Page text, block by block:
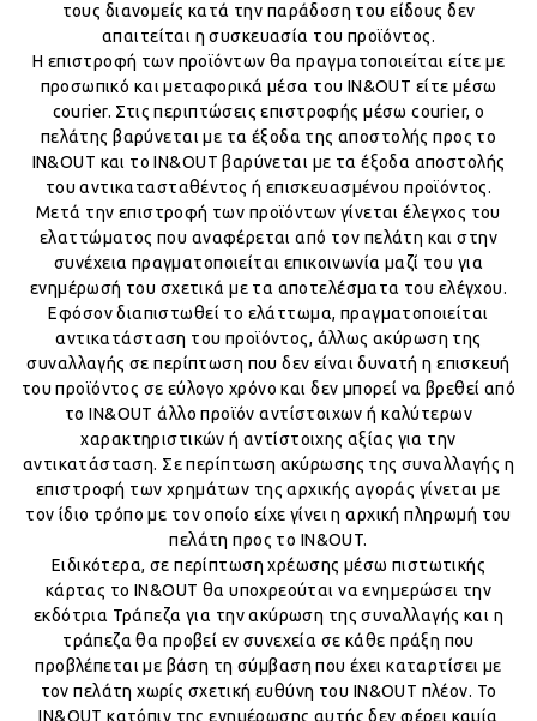
τους διανομείς κατά την παράδοση του είδους δεν
απαιτείται η συσκευασία του προϊόντος.
Η επιστροφή των προϊόντων θα πραγματοποιείται είτε με
προσωπικό και μεταφορικά μέσα του IN&OUT είτε μέσω
courier. Στις περιπτώσεις επιστροφής μέσω courier, o
πελάτης βαρύνεται με τα έξοδα της αποστολής προς το
IN&OUT και το IN&OUT βαρύνεται με τα έξοδα αποστολής
του αντικατασταθέντος ή επισκευασμένου προϊόντος.
Μετά την επιστροφή των προϊόντων γίνεται έλεγχος του
ελαττώματος που αναφέρεται από τον πελάτη και στην
συνέχεια πραγματοποιείται επικοινωνία μαζί του για
ενημέρωσή του σχετικά με τα αποτελέσματα του ελέγχου.
Εφόσον διαπιστωθεί το ελάττωμα, πραγματοποιείται
αντικατάσταση του προϊόντος, άλλως ακύρωση της
συναλλαγής σε περίπτωση που δεν είναι δυνατή η επισκευή
του προϊόντος σε εύλογο χρόνο και δεν μπορεί να βρεθεί από
το IN&OUT άλλο προϊόν αντίστοιχων ή καλύτερων
χαρακτηριστικών ή αντίστοιχης αξίας για την
αντικατάσταση. Σε περίπτωση ακύρωσης της συναλλαγής η
επιστροφή των χρημάτων της αρχικής αγοράς γίνεται με
τον ίδιο τρόπο με τον οποίο είχε γίνει η αρχική πληρωμή του
πελάτη προς το IN&OUT.
Ειδικότερα, σε περίπτωση χρέωσης μέσω πιστωτικής
κάρτας το IN&OUT θα υποχρεούται να ενημερώσει την
εκδότρια Τράπεζα για την ακύρωση της συναλλαγής και η
τράπεζα θα προβεί εν συνεχεία σε κάθε πράξη που
προβλέπεται με βάση τη σύμβαση που έχει καταρτίσει με
τον πελάτη χωρίς σχετική ευθύνη του IN&OUT πλέον. Το
IN&OUT κατόπιν της ενημέρωσης αυτής δεν φέρει καμία